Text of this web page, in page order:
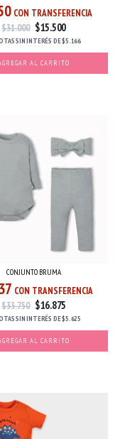
CON TRANSFERENCIA
$31.000 $15.500
SIN INTERÉS DE$5.166
AL CARRITO
CONJUNTO BRUMA
CON TRANSFERENCIA
$33.750 $16.875
SIN INTERÉS DE$5.625
AL CARRITO